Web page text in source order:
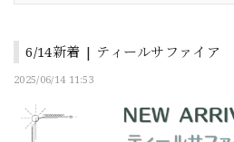
6/14新着 | ティールサファイア
2025/06/14 11:53